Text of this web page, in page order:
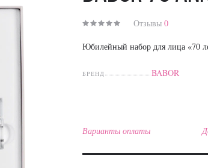
Отзывы0
Юбилейный набор для лица «70
БРЕНД BABOR
Варианты оплаты